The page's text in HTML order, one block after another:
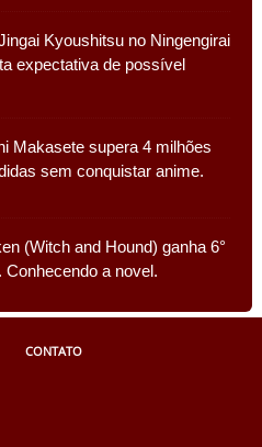
Kyoushitsu no Ningengirai
expectativa de possível
Makasete supera 4 milhões
sem conquistar anime.
(Witch and Hound) ganha 6°
Conhecendo a novel.
CONTATO